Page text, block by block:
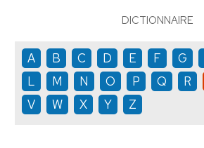
DICTIONNAIRE
A B C D E F G
L
M N O P Q R
V
W X Y Z